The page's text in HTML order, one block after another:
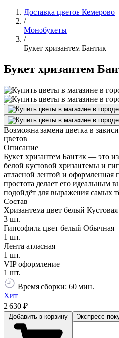
Доставка цветов Кемерово
/
Монобукеты
/
Букет хризантем Бантик
Букет хризантем
Возможна замена цветка в
цветов
Описание
Букет хризантем Бантик — это
белой кустовой хризантемы и
атласной лентой и оформленная
простота делает его идеальным
подойдёт для выражения самых
Состав
Хризантема цвет белый Кустовая
3 шт.
Гипсофила цвет белый Обычная
1 шт.
Лента атласная
1 шт.
VIP оформление
1 шт.
Время сборки: 60 мин.
Хит
2 630 ₽
Экспресс